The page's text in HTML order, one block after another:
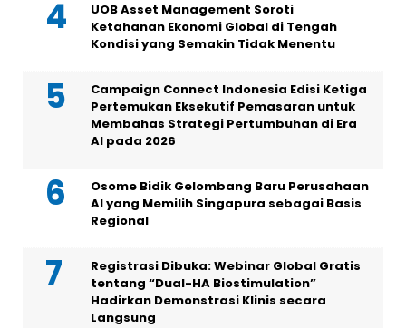
UOB Asset Management Soroti
Ketahanan Ekonomi Global di Tengah
Kondisi yang Semakin Tidak Menentu
Campaign Connect Indonesia Edisi Ketiga
Pertemukan Eksekutif Pemasaran untuk
Membahas Strategi Pertumbuhan di Era
AI pada 2026
Osome Bidik Gelombang Baru Perusahaan
AI yang Memilih Singapura sebagai Basis
Regional
Registrasi Dibuka: Webinar Global Gratis
tentang “Dual-HA Biostimulation”
Hadirkan Demonstrasi Klinis secara
Langsung